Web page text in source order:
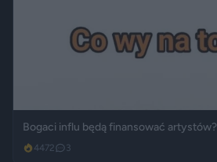
Bogaci influ będą finansować artystów?
4472 3